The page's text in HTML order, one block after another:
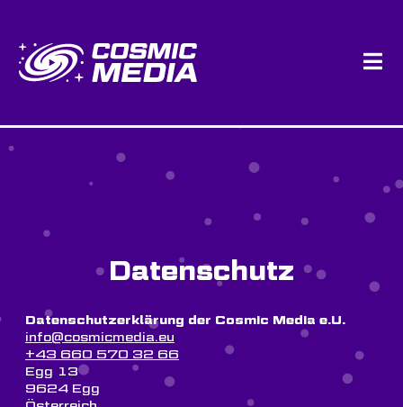
Datenschutz
Datenschutzerklärung der Cosmic Media e.U.
info@cosmicmedia.eu
+43 660 570 32 66
Egg 13
9624 Egg